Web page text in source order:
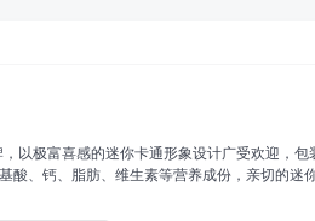
以极富喜感的迷你卡通形象设计广受欢迎，
酸、钙、脂肪、维生素等营养成份，亲切的迷